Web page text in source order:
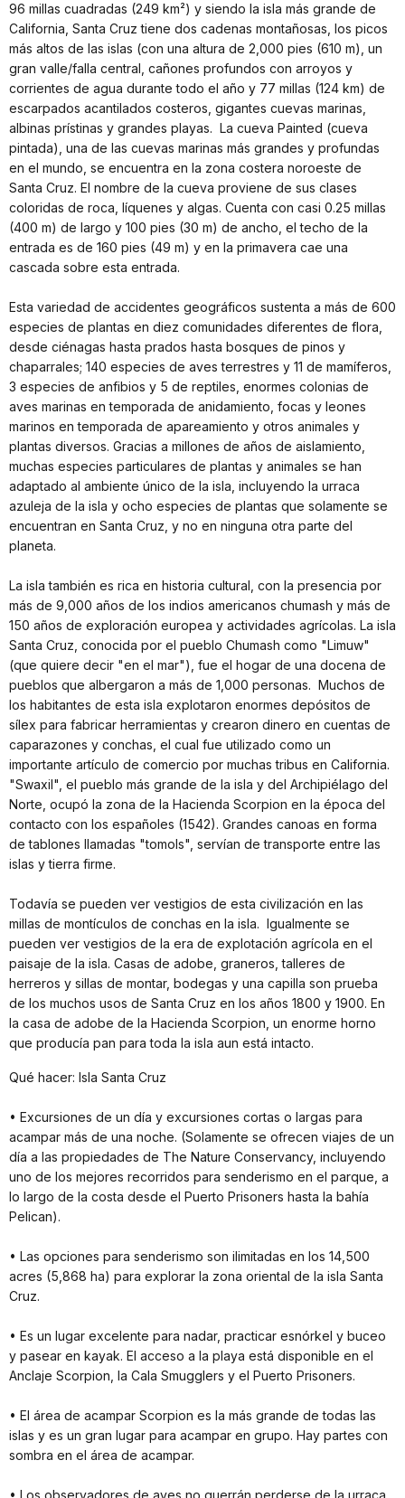
96 millas cuadradas (249 km²) y siendo la isla más grande de
California, Santa Cruz tiene dos cadenas montañosas, los picos
más altos de las islas (con una altura de 2,000 pies (610 m), un
gran valle/falla central, cañones profundos con arroyos y
corrientes de agua durante todo el año y 77 millas (124 km) de
escarpados acantilados costeros, gigantes cuevas marinas,
albinas prístinas y grandes playas. La cueva Painted (cueva
pintada), una de las cuevas marinas más grandes y profundas
en el mundo, se encuentra en la zona costera noroeste de
Santa Cruz. El nombre de la cueva proviene de sus clases
coloridas de roca, líquenes y algas. Cuenta con casi 0.25 millas
(400 m) de largo y 100 pies (30 m) de ancho, el techo de la
entrada es de 160 pies (49 m) y en la primavera cae una
cascada sobre esta entrada.
Esta variedad de accidentes geográficos sustenta a más de 600
especies de plantas en diez comunidades diferentes de flora,
desde ciénagas hasta prados hasta bosques de pinos y
chaparrales; 140 especies de aves terrestres y 11 de mamíferos,
3 especies de anfibios y 5 de reptiles, enormes colonias de
aves marinas en temporada de anidamiento, focas y leones
marinos en temporada de apareamiento y otros animales y
plantas diversos. Gracias a millones de años de aislamiento,
muchas especies particulares de plantas y animales se han
adaptado al ambiente único de la isla, incluyendo la urraca
azuleja de la isla y ocho especies de plantas que solamente se
encuentran en Santa Cruz, y no en ninguna otra parte del
planeta.
La isla también es rica en historia cultural, con la presencia por
más de 9,000 años de los indios americanos chumash y más de
150 años de exploración europea y actividades agrícolas. La isla
Santa Cruz, conocida por el pueblo Chumash como "Limuw"
(que quiere decir "en el mar"), fue el hogar de una docena de
pueblos que albergaron a más de 1,000 personas. Muchos de
los habitantes de esta isla explotaron enormes depósitos de
sílex para fabricar herramientas y crearon dinero en cuentas de
caparazones y conchas, el cual fue utilizado como un
importante artículo de comercio por muchas tribus en California.
"Swaxil", el pueblo más grande de la isla y del Archipiélago del
Norte, ocupó la zona de la Hacienda Scorpion en la época del
contacto con los españoles (1542). Grandes canoas en forma
de tablones llamadas "tomols", servían de transporte entre las
islas y tierra firme.
Todavía se pueden ver vestigios de esta civilización en las
millas de montículos de conchas en la isla. Igualmente se
pueden ver vestigios de la era de explotación agrícola en el
paisaje de la isla. Casas de adobe, graneros, talleres de
herreros y sillas de montar, bodegas y una capilla son prueba
de los muchos usos de Santa Cruz en los años 1800 y 1900. En
la casa de adobe de la Hacienda Scorpion, un enorme horno
que producía pan para toda la isla aun está intacto.
Qué hacer: Isla Santa Cruz
• Excursiones de un día y excursiones cortas o largas para
acampar más de una noche. (Solamente se ofrecen viajes de un
día a las propiedades de The Nature Conservancy, incluyendo
uno de los mejores recorridos para senderismo en el parque, a
lo largo de la costa desde el Puerto Prisoners hasta la bahía
Pelican).
• Las opciones para senderismo son ilimitadas en los 14,500
acres (5,868 ha) para explorar la zona oriental de la isla Santa
Cruz.
• Es un lugar excelente para nadar, practicar esnórkel y buceo
y pasear en kayak. El acceso a la playa está disponible en el
Anclaje Scorpion, la Cala Smugglers y el Puerto Prisoners.
• El área de acampar Scorpion es la más grande de todas las
islas y es un gran lugar para acampar en grupo. Hay partes con
sombra en el área de acampar.